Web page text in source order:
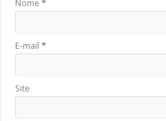
Nome*
E-mail*
Site